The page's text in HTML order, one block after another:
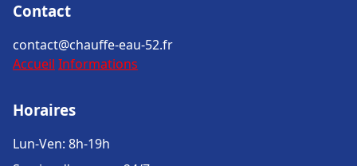
Contact
contact@chauffe-eau-52.fr
Accueil Informations
Horaires
Lun-Ven: 8h-19h